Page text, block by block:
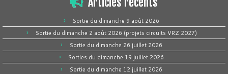
Sortie du dimanche 9 août 2026
Sortie du dimanche 2 août 2026 (projets circuits VRZ 2027)
Sortie du dimanche 26 juillet 2026
Sorties du dimanche 19 juillet 2026
Sortie du dimanche 12 juillet 2026